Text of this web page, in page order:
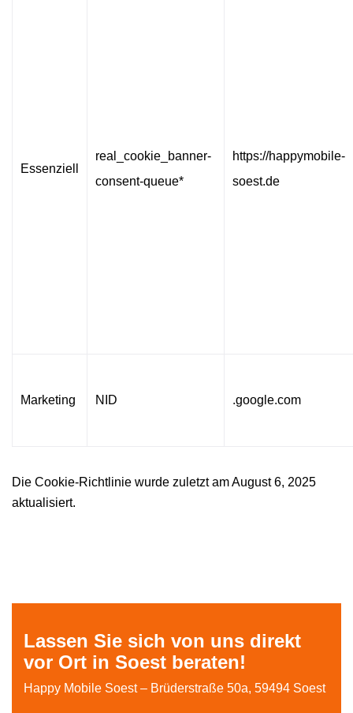
Essenziell
real_cookie_banner-
consent-queue*
https://happymobile-
soest.de
Marketing NID .google.com
Die Cookie-Richtlinie wurde zuletzt am August 6, 2025
aktualisiert.
Lassen Sie sich von uns direkt
vor Ort in Soest beraten!
Happy Mobile Soest – Brüderstraße 50a, 59494 Soest